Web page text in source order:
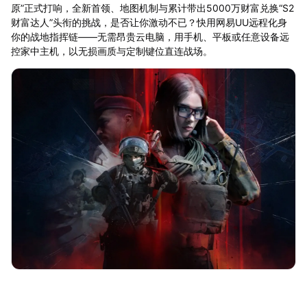
原”正式打响，全新首领、地图机制与累计带出5000万财富兑换“S2
财富达人”头衔的挑战，是否让你激动不已？快用网易UU远程化身
你的战地指挥链——无需昂贵云电脑，用手机、平板或任意设备远
控家中主机，以无损画质与定制键位直连战场。